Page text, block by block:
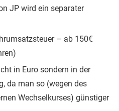
JP wird ein separater
– ab 150€
in Euro sondern in der
da man so (wegen des
Wechselkurses) günstiger